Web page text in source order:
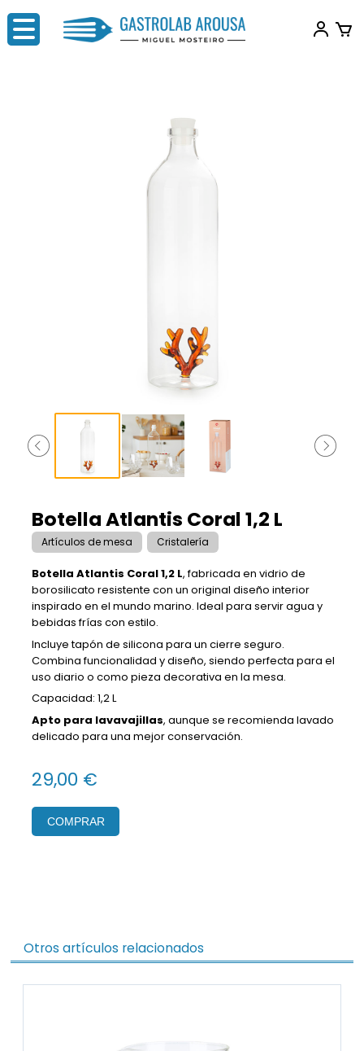
Botella Atlantis Coral 1,2 L
Artículos de mesa Cristalería
Botella Atlantis Coral 1,2 L, fabricada en vidrio de
borosilicato resistente con un original diseño interior
inspirado en el mundo marino. Ideal para servir agua y
bebidas frías con estilo.
Incluye tapón de silicona para un cierre seguro.
Combina funcionalidad y diseño, siendo perfecta para el
uso diario o como pieza decorativa en la mesa.
Capacidad: 1,2 L
Apto para lavavajillas, aunque se recomienda lavado
delicado para una mejor conservación.
29,00 €
COMPRAR
Otros artículos relacionados